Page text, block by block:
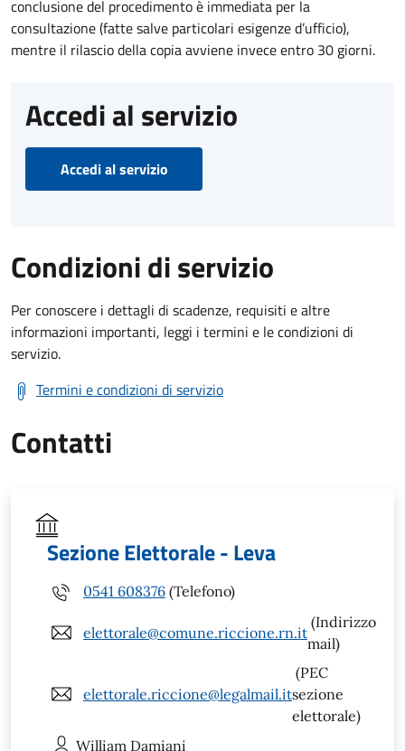
conclusione del procedimento è immediata per la
consultazione (fatte salve particolari esigenze d’ufficio),
mentre il rilascio della copia avviene invece entro 30 giorni.
Accedi al servizio
Accedi al servizio
Condizioni di servizio
Per conoscere i dettagli di scadenze, requisiti e altre
informazioni importanti, leggi i termini e le condizioni di
servizio.
Termini e condizioni di servizio
Contatti
Sezione Elettorale - Leva
0541 608376 (Telefono)
elettorale@comune.riccione.rn.it
(Indirizzo
mail)
elettorale.riccione@legalmail.it
(PEC
sezione
elettorale)
William Damiani